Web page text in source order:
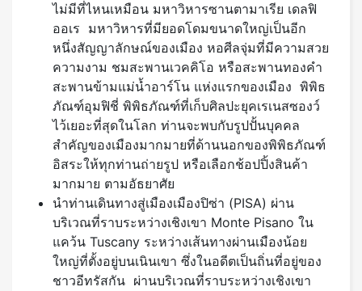
ไม่มีที่ไหนเหมือน มหาวิหารซานตามาเรีย เดลฟิ
ออเร มหาวิหารที่มียอดโดมขนาดใหญ่เป็นอีก
หนึ่งสัญญาลักษณ์ของเมือง หอศีลจุ่มที่มีความสวย
ความงาม ชมสะพานเวคคิโอ หรือสะพานทองคำ
สะพานข้ามแม่น้ำอาร์โน แห่งแรกของเมือง พิพิธ
ภัณฑ์อุมฟิชี่ พิพิธภัณฑ์ที่เก็บศิลปะยุคเรเนสซองว์
ไว้เยอะที่สุดในโลก ท่านจะพบกับรูปปั้นบุคคล
สำคัญของเมืองมากมายที่ด้านนอกของพิพิธภัณฑ์
อิสระให้ทุกท่านถ่ายรูป หรือเลือกช้อปปิ้งสินค้า
มากมาย ตามอัธยาศัย
นำท่านเดินทางสู่เมืองเมืองปิซ่า (PISA) ผ่าน
บริเวณที่ราบระหว่างเชิงเขา Monte Pisano ใน
แคว้น Tuscany ระหว่างเส้นทางผ่านเมืองน้อย
ใหญ่ที่ตั้งอยู่บนเนินเขา ซึ่งในอดีตเป็นถิ่นที่อยู่ของ
ชาวอีทรัสกัน ผ่านบริเวณที่ราบระหว่างเชิงเขา